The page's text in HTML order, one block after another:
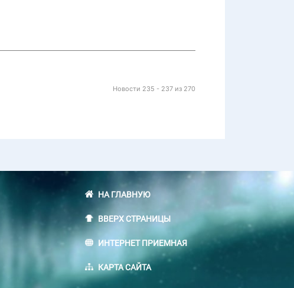
Новости 235 - 237 из 270
НА ГЛАВНУЮ
ВВЕРХ СТРАНИЦЫ
ИНТЕРНЕТ ПРИЕМНАЯ
КАРТА САЙТА